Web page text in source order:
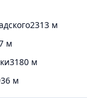
2313 м
м
3180 м
м